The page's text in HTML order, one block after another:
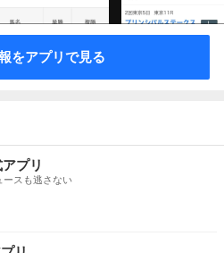
をアプリで見る
プリ
ースも逃さない